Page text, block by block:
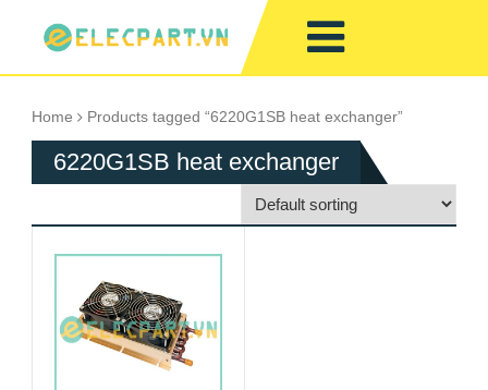
Home Products tagged “6220G1SB heat exchanger”
6220G1SB heat exchanger